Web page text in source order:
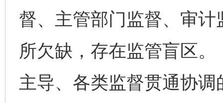
督、主管部门监督、审
所欠缺，存在监管盲区
主导、各类监督贯通协